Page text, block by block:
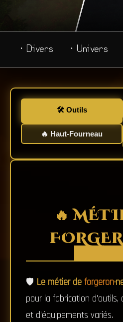
· Divers · Univers
🛠️ Outils
🔥 Haut-Fourneau
🔥
🛡️ Le métier de forgeron
pour la fabrication d'outils,
et d'équipements variés.